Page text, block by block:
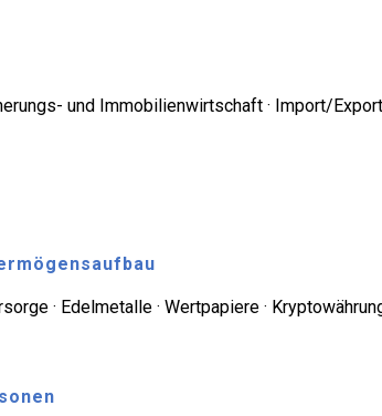
und Immobilienwirtschaft · Import/
· Edelmetalle · Wertpapiere ·